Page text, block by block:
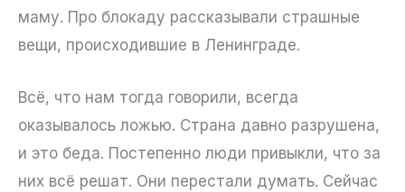
маму. Про блокаду рассказывали страшные
вещи, происходившие в Ленинграде.
Всё, что нам тогда говорили, всегда
оказывалось ложью. Страна давно разрушена,
и это беда. Постепенно люди привыкли, что за
них всё решат. Они перестали думать. Сейчас